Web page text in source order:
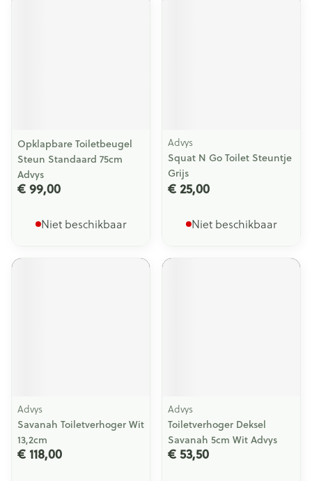
Opklapbare Toiletbeugel
Steun Standaard 75cm
Advys
€ 99,00
Niet beschikbaar
Advys
Squat N Go Toilet Steuntje
Grijs
€ 25,00
Niet beschikbaar
Advys
Savanah Toiletverhoger Wit
13,2cm
€ 118,00
Advys
Toiletverhoger Deksel
Savanah 5cm Wit Advys
€ 53,50